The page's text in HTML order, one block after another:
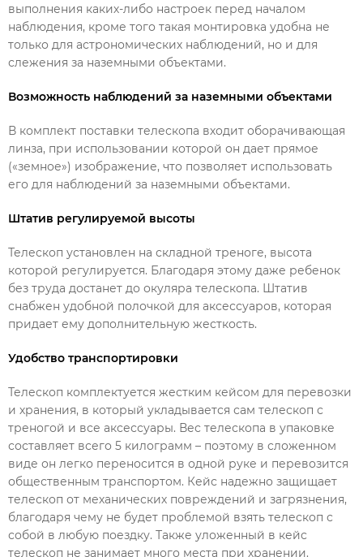
выполнения каких-либо настроек перед началом
наблюдения, кроме того такая монтировка удобна не
только для астрономических наблюдений, но и для
слежения за наземными объектами.
Возможность наблюдений за наземными объектами
В комплект поставки телескопа входит оборачивающая
линза, при использовании которой он дает прямое
(«земное») изображение, что позволяет использовать
его для наблюдений за наземными объектами.
Штатив регулируемой высоты
Телескоп установлен на складной треноге, высота
которой регулируется. Благодаря этому даже ребенок
без труда достанет до окуляра телескопа. Штатив
снабжен удобной полочкой для аксессуаров, которая
придает ему дополнительную жесткость.
Удобство транспортировки
Телескоп комплектуется жестким кейсом для перевозки
и хранения, в который укладывается сам телескоп с
треногой и все аксессуары. Вес телескопа в упаковке
составляет всего 5 килограмм – поэтому в сложенном
виде он легко переносится в одной руке и перевозится
общественным транспортом. Кейс надежно защищает
телескоп от механических повреждений и загрязнения,
благодаря чему не будет проблемой взять телескоп с
собой в любую поездку. Также уложенный в кейс
телескоп не занимает много места при хранении.